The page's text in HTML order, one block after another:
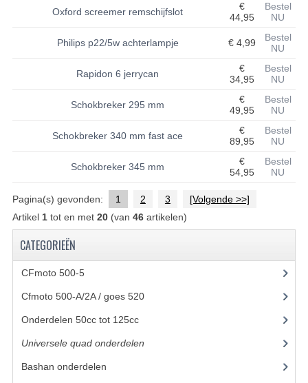
SCHOKBREKERS
STUUR INRICHTING
GEREEDSCHAP
BASHAN 250-11B
BRANDSTOF SYSTEEM
ELEKTRONICA
KAPPEN EN FRAME
Oxford screemer remschijfslot
€
44,95
Bestel
NU
Philips p22/5w achterlampje € 4,99
Bestel
NU
Rapidon 6 jerrycan
€
34,95
Bestel
NU
Schokbreker 295 mm
€
49,95
Bestel
NU
Schokbreker 340 mm fast ace
€
89,95
Bestel
NU
Schokbreker 345 mm
€
54,95
Bestel
NU
Pagina(s) gevonden: 1 2 3
[Volgende >>]
Artikel 1tot en met 20(van 46artikelen)
CATEGORIEËN
CFmoto 500-5(5)
Cfmoto 500-A/2A / goes 520(347)
Onderdelen 50cc tot 125cc(49)
Universele quad onderdelen
Bashan onderdelen